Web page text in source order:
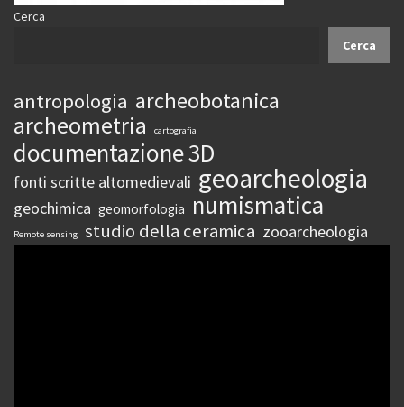
Cerca
Cerca
antropologia archeobotanica
archeometria cartografia
documentazione 3D
fonti scritte altomedievali geoarcheologia
geochimica geomorfologia numismatica
Remote sensing studio della ceramica zooarcheologia